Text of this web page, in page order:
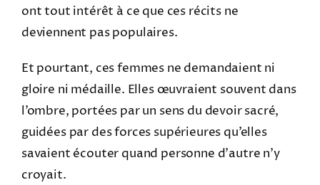
ont tout intérêt à ce que ces récits ne
deviennent pas populaires.
Et pourtant, ces femmes ne demandaient ni
gloire ni médaille. Elles œuvraient souvent dans
l’ombre, portées par un sens du devoir sacré,
guidées par des forces supérieures qu’elles
savaient écouter quand personne d’autre n’y
croyait.